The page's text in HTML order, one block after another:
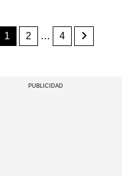
1 2 … 4
PUBLICIDAD